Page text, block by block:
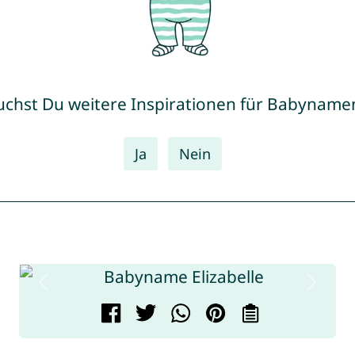
Du weitere Inspirationen für
Ja Nein